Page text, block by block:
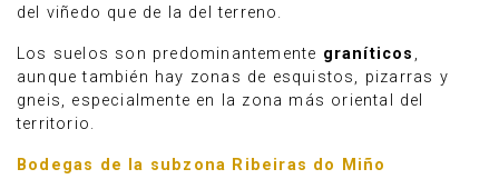
del viñedo que de la del terreno.
Los suelos son predominantemente graníticos ,
aunque también hay zonas de esquistos, pizarras y
gneis, especialmente en la zona más oriental del
territorio.
Bodegas de la subzona Ribeiras do Miño